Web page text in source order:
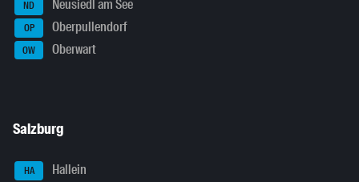
ND Neusiedl am See
OP Oberpullendorf
OW Oberwart
Salzburg
HA Hallein